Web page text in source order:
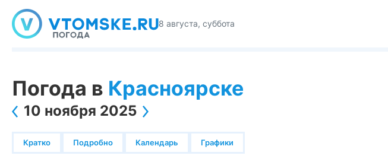
8 августа, суббота
Погода в Красноярске
10 ноября 2025
Кратко Подробно Календарь Графики